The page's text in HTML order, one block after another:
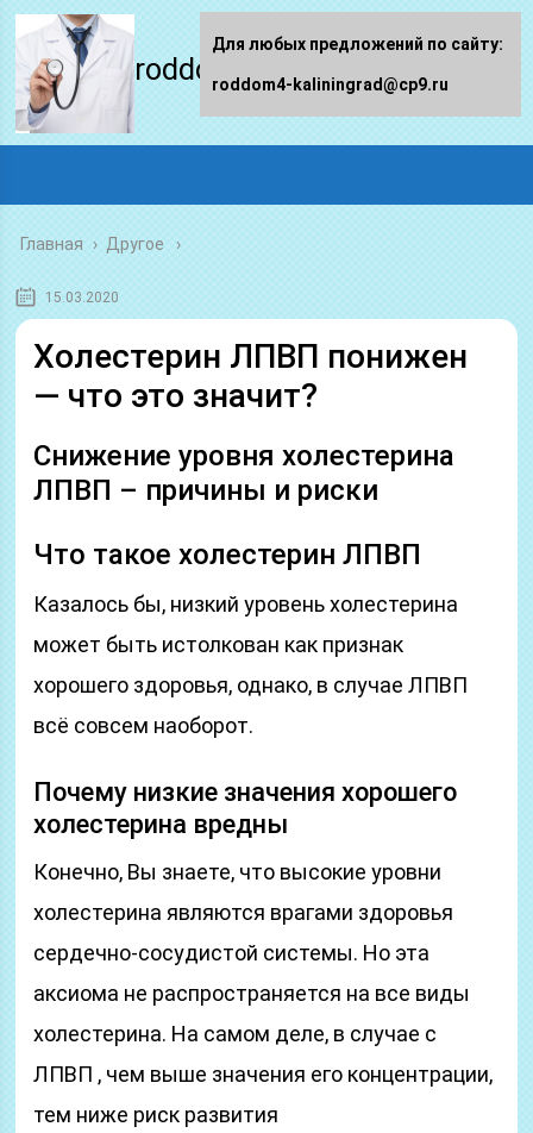
roddom4-kaliningrad.ru
Главная › Другое
15.03.2020
Холестерин ЛПВП понижен
— что это значит?
Снижение уровня холестерина
ЛПВП – причины и риски
Что такое холестерин ЛПВП
Казалось бы, низкий уровень холестерина
может быть истолкован как признак
хорошего здоровья, однако, в случае ЛПВП
всё совсем наоборот.
Почему низкие значения хорошего
холестерина вредны
Конечно, Вы знаете, что высокие уровни
холестерина являются врагами здоровья
сердечно-сосудистой системы. Но эта
аксиома не распространяется на все виды
холестерина. На самом деле, в случае с
ЛПВП , чем выше значения его концентрации,
тем ниже риск развития
Для любых предложений по сайту:
roddom4-kaliningrad@cp9.ru